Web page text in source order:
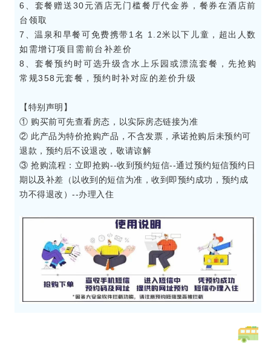
6、套餐赠送30元酒店无门槛餐厅代金券，餐券在酒店前
台领取
7、温泉和早餐可免费携带1名 1.2米以下儿童，超出人数
如需增订项目需前台补差价
8、套餐预约时可选升级含水上乐园或漂流套餐，先抢购
常规358元套餐，预约时补对应的差价升级
【特别声明】
① 购买前可先查看房态，以实际房态链接为准
② 此产品为特价抢购产品，不含发票，承诺抢购后未预约可
退款，预约后不设退改，敬请谅解
③ 抢购流程：立即抢购--收到预约短信--通过预约短信预约日
期以及补差（以收到的短信为准，收到即预约成功，预约成
功不得退改）--办理入住